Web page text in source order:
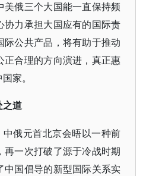
美俄三个大国能一直保持频
协力承担大国应有的国际责
际公共产品，将有助于推动
正合理的方向演进，真正惠
家。
之道
俄元首北京会晤以一种前
再一次打破了源于冷战时期
中国倡导的新型国际关系实